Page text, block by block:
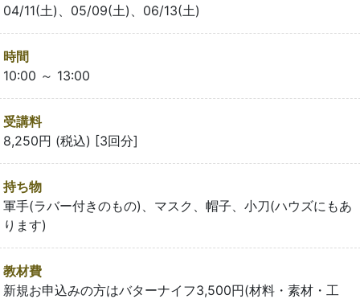
04/11(土)、05/09(土)、06/13(土)
時間
10:00 ～ 13:00
受講料
8,250円 (税込) [3回分]
持ち物
軍手(ラバー付きのもの)、マスク、帽子、小刀(ハウズにもあ
ります)
教材費
新規お申込みの方はバターナイフ3,500円(材料・素材・工